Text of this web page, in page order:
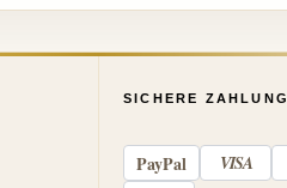
SICHERE ZAHLUNG
PayPal VISA